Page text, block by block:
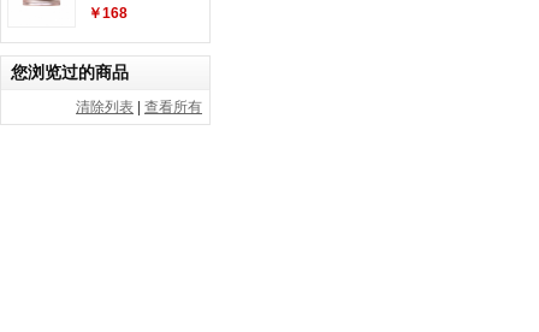
￥168
您浏览过的商品
清除列表 查看所有